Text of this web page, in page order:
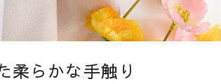
柔らかな手触り